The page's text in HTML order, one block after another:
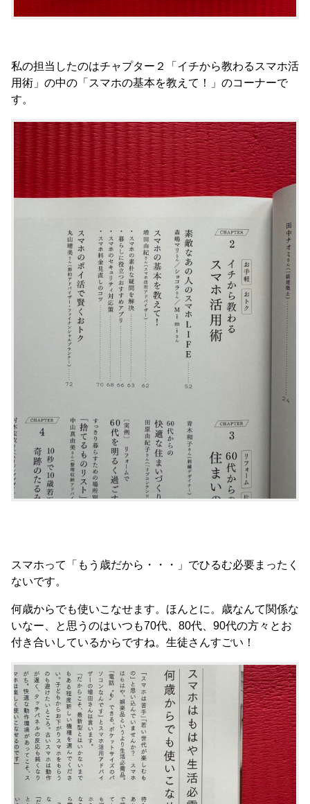
私の担当したのはチャプター２「イチから教わるスマホ活
用術」の中の「スマホの基本を教えて！」のコーナーで
す。
スマホって「もう歳だから・・・」でひるむ必要まったく
ないです。
何歳からでも使いこなせます。ほんとに。歳なんて関係な
いなー、と思うのはいつも70代、80代、90代の方々とお
付き合いしているからですね。生徒さんすごい！